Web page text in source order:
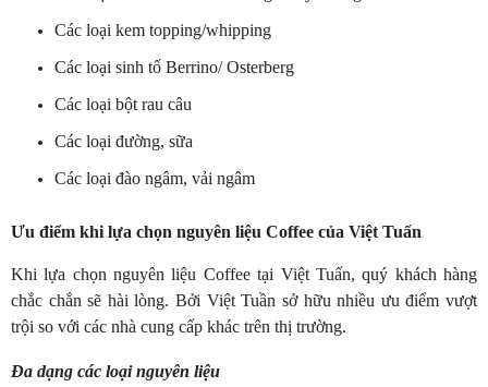
Các loại kem topping/whipping
Các loại sinh tố Berrino/ Osterberg
Các loại bột rau câu
Các loại đường, sữa
Các loại đào ngâm, vải ngâm
Ưu điểm khi lựa chọn nguyên liệu Coffee của Việt Tuấn
Khi lựa chọn nguyên liệu Coffee tại Việt Tuấn, quý khách hàng
chắc chắn sẽ hài lòng. Bởi Việt Tuần sở hữu nhiều ưu điểm vượt
trội so với các nhà cung cấp khác trên thị trường.
Đa dạng các loại nguyên liệu